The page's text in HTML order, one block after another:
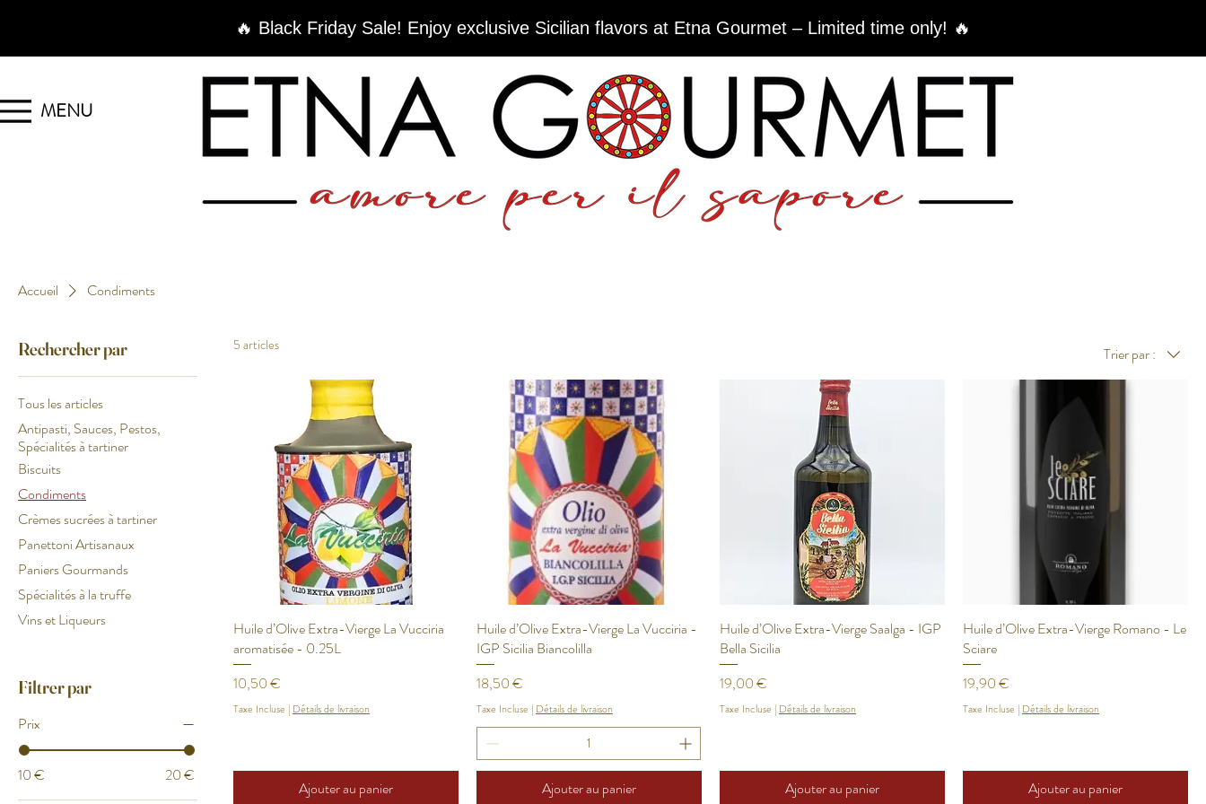
🔥 Black Friday Sale! Enjoy exclusive Sicilian flavors at Etna Gourmet – Limited time only! 🔥
MENU
Accueil Condiments
Rechercher par
Tous les articles
Antipasti, Sauces, Pestos,
Spécialités à tartiner
Biscuits
Condiments
Crèmes sucrées à tartiner
Panettoni Artisanaux
Paniers Gourmands
Spécialités à la truffe
Vins et Liqueurs
Filtrer par
Prix
10 € 20 €
5 articles Trier par :
Huile d’Olive Extra-Vierge La Vucciria
aromatisée - 0.25L
Prix
10,50 €
Taxe Incluse | Détails de livraison
Ajouter au panier
Huile d’Olive Extra-Vierge La Vucciria -
IGP Sicilia Biancolilla
Prix
18,50 €
Taxe Incluse | Détails de livraison
Ajouter au panier
Huile d’Olive Extra-Vierge Saalga - IGP
Bella Sicilia
Prix
19,00 €
Taxe Incluse | Détails de livraison
Ajouter au panier
Huile d’Olive Extra-Vierge Romano - Le
Sciare
Prix
19,90 €
Taxe Incluse | Détails de livraison
Ajouter au panier